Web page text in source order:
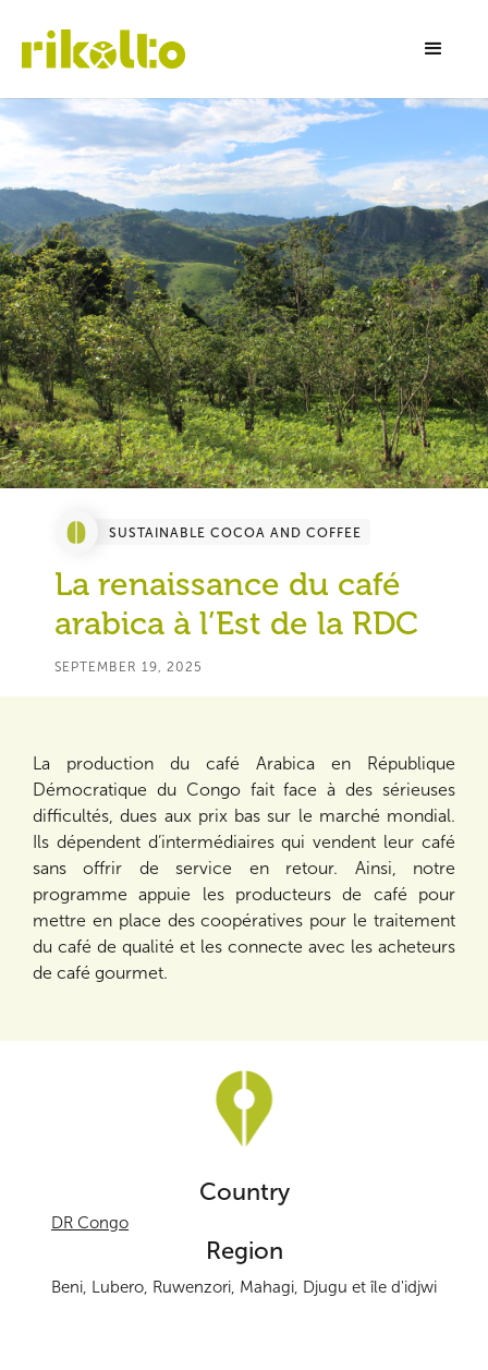
SUSTAINABLE COCOA AND COFFEE
La renaissance du café
arabica à l’Est de la RDC
SEPTEMBER 19, 2025
La production du café Arabica en République
Démocratique du Congo fait face à des sérieuses
difficultés, dues aux prix bas sur le marché mondial.
Ils dépendent d’intermédiaires qui vendent leur café
sans offrir de service en retour. Ainsi, notre
programme appuie les producteurs de café pour
mettre en place des coopératives pour le traitement
du café de qualité et les connecte avec les acheteurs
de café gourmet.
Country
DR Congo
Region
Beni, Lubero, Ruwenzori, Mahagi, Djugu et île d'idjwi